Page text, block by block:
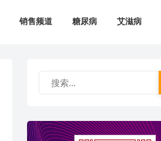
销售频道 糖尿病 艾滋病